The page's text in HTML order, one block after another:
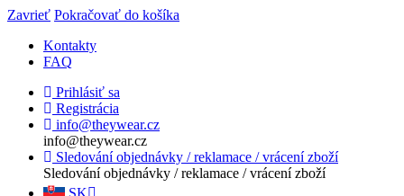
Zavrieť Pokračovať do košíka
Kontakty
FAQ
Prihlásiť sa
Registrácia
info@theywear.cz
info@theywear.cz
Sledování objednávky / reklamace / vrácení zboží
Sledování objednávky / reklamace / vrácení zboží
SK